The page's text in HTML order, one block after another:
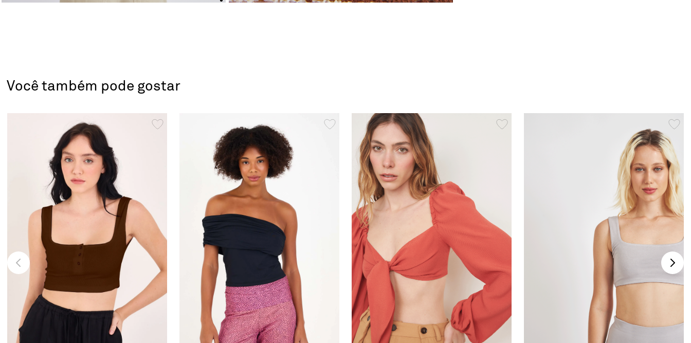
Você também pode gostar